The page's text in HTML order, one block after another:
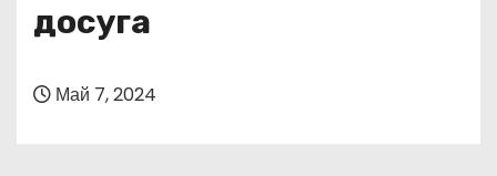
досуга
Май 7, 2024